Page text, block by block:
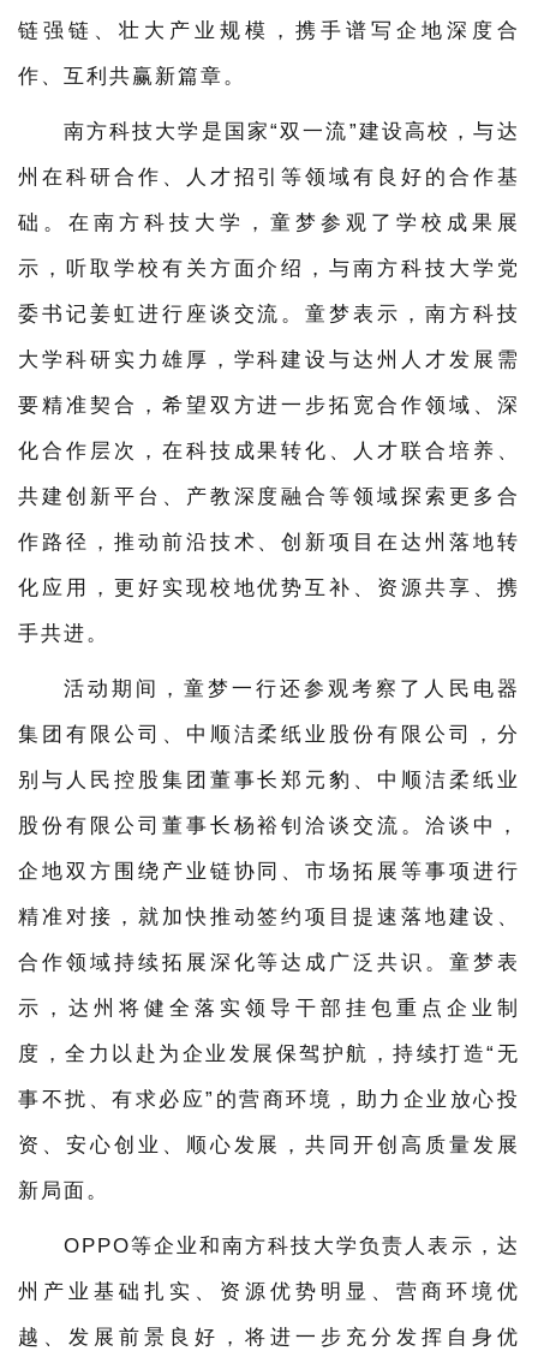
链强链、壮大产业规模，携手谱写企地深度合
作、互利共赢新篇章。
南方科技大学是国家“双一流”建设高校，与达
州在科研合作、人才招引等领域有良好的合作基
础。在南方科技大学，童梦参观了学校成果展
示，听取学校有关方面介绍，与南方科技大学党
委书记姜虹进行座谈交流。童梦表示，南方科技
大学科研实力雄厚，学科建设与达州人才发展需
要精准契合，希望双方进一步拓宽合作领域、深
化合作层次，在科技成果转化、人才联合培养、
共建创新平台、产教深度融合等领域探索更多合
作路径，推动前沿技术、创新项目在达州落地转
化应用，更好实现校地优势互补、资源共享、携
手共进。
活动期间，童梦一行还参观考察了人民电器
集团有限公司、中顺洁柔纸业股份有限公司，分
别与人民控股集团董事长郑元豹、中顺洁柔纸业
股份有限公司董事长杨裕钊洽谈交流。洽谈中，
企地双方围绕产业链协同、市场拓展等事项进行
精准对接，就加快推动签约项目提速落地建设、
合作领域持续拓展深化等达成广泛共识。童梦表
示，达州将健全落实领导干部挂包重点企业制
度，全力以赴为企业发展保驾护航，持续打造“无
事不扰、有求必应”的营商环境，助力企业放心投
资、安心创业、顺心发展，共同开创高质量发展
新局面。
OPPO等企业和南方科技大学负责人表示，达
州产业基础扎实、资源优势明显、营商环境优
越、发展前景良好，将进一步充分发挥自身优